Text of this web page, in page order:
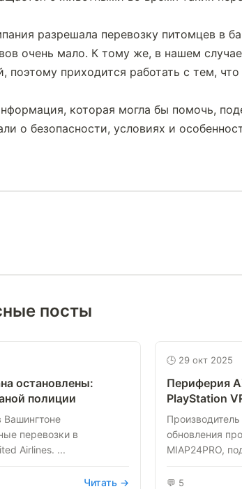
разрешала перевозку питомцев в
очень мало. К тому же, в нашем
поэтому приходится работать с тем, что
которая могла бы помочь,
о безопасности, условиях и
посты
остановлены:
полиции
Вашингтоне
перевозки в
Airlines. ...
Читать →
🕒 29 окт 2025
Периферия
PlayStation
обновления
MIAP24PRO,
💬 5